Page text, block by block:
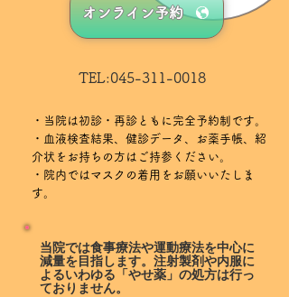
オンライン予約
TEL:045-311-0018
・当院は初診・再診ともに完全予約制です。
・血液検査結果、健診データ、お薬手帳、紹
介状をお持ちの方はご持参ください。
・院内ではマスクの着用をお願いいたしま
す。
当院では食事療法や運動療法を中心に
減量を目指します。注射製剤や内服に
よるいわゆる「やせ薬」の処方は行っ
ておりません。